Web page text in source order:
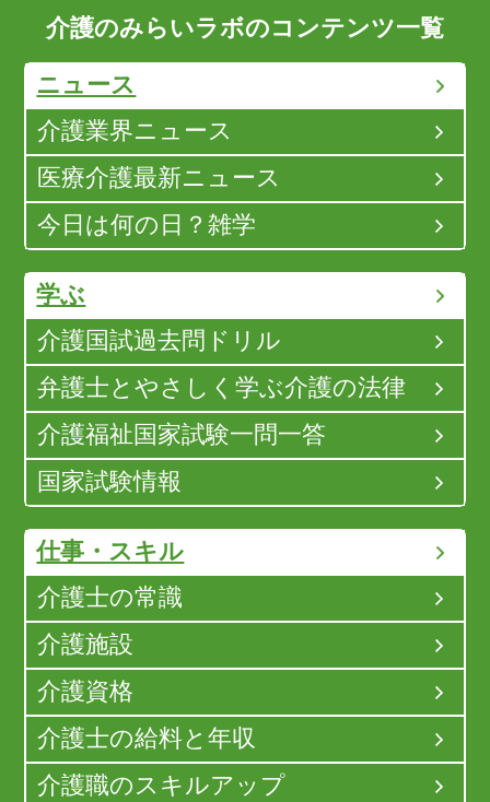
介護のみらいラボのコンテンツ一覧
ニュース
介護業界ニュース
医療介護最新ニュース
今日は何の日？雑学
学ぶ
介護国試過去問ドリル
弁護士とやさしく学ぶ介護の法律
介護福祉国家試験一問一答
国家試験情報
仕事・スキル
介護士の常識
介護施設
介護資格
介護士の給料と年収
介護職のスキルアップ